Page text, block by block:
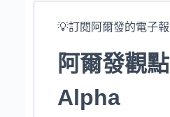
💡訂閱阿爾發的電子報
阿爾發觀點
Alpha